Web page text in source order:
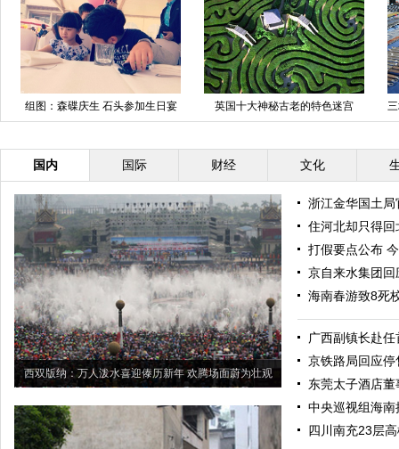
组图：森碟庆生 石头参加生日宴
对话萌哭网友
英国十大神秘古老的特色迷宫
国内 国际 财经 文化
西双版纳：万人泼水喜迎傣历新年 欢腾场面蔚为壮观
浙江金华国土
住河北却只得
打假要点公布
京自来水集团
海南春游致8死
广西副镇长赴
京铁路局回应
东莞太子酒店
中央巡视组海
四川南充23层